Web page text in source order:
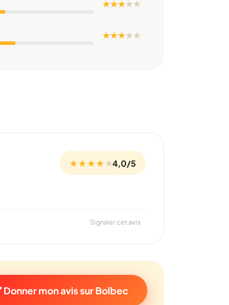
★ ★ ★★★
★ ★ ★★★
★ ★ ★ ★★4,0/5
Signaler cet avis
Donner mon avis sur Bolbec